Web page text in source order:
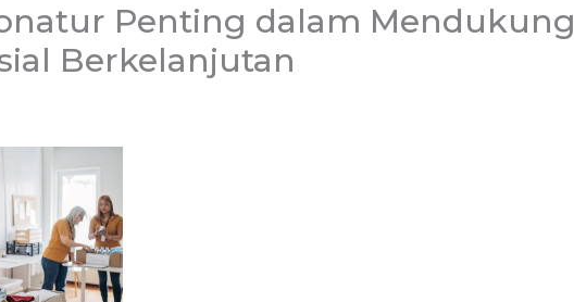
Penting dalam Mendukung
Berkelanjutan